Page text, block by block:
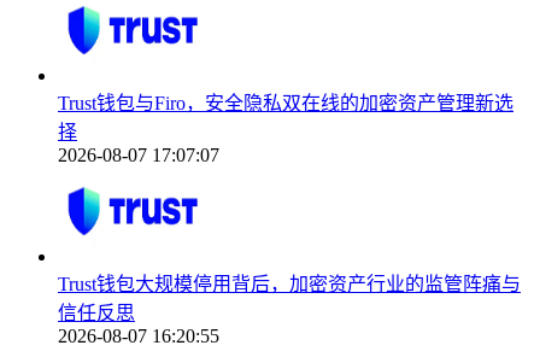
Trust钱包与Firo，安全隐私双在线的加密资产管理新选
择
2026-08-07 17:07:07
Trust钱包大规模停用背后，加密资产行业的监管阵痛与
信任反思
2026-08-07 16:20:55